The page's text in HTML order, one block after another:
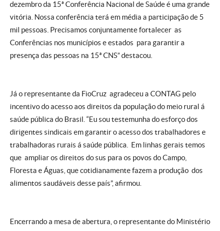
dezembro da 15ª Conferência Nacional de Saúde é uma grande
vitória. Nossa conferência terá em média a participação de 5
mil pessoas. Precisamos conjuntamente fortalecer as
Conferências nos municípios e estados para garantir a
presença das pessoas na 15ª CNS” destacou.
Já o representante da FioCruz agradeceu a CONTAG pelo
incentivo do acesso aos direitos da população do meio rural á
saúde pública do Brasil. “Eu sou testemunha do esforço dos
dirigentes sindicais em garantir o acesso dos trabalhadores e
trabalhadoras rurais á saúde pública. Em linhas gerais temos
que ampliar os direitos do sus para os povos do Campo,
Floresta e Águas, que cotidianamente fazem a produção dos
alimentos saudáveis desse país”, afirmou.
Encerrando a mesa de abertura, o representante do Ministério